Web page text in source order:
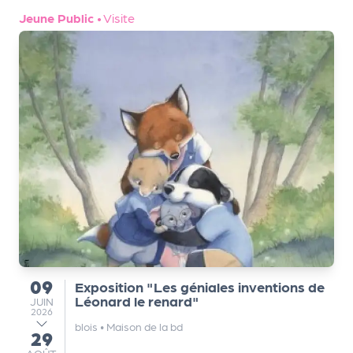
Jeune Public •Visite
du
09
JUINJUIN
2026
au
29
Exposition "Les géniales inventions de
Léonard le renard"
blois • Maison de la bd
n
is
a
t
e
u
r
s
L
e
cl
u
b
d
e
p